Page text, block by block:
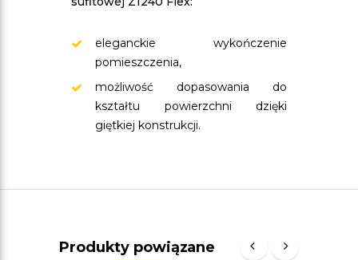
eleganckie wykończenie
pomieszczenia,
możliwość dopasowania do
kształtu powierzchni dzięki
giętkiej konstrukcji.
Produkty powiązane